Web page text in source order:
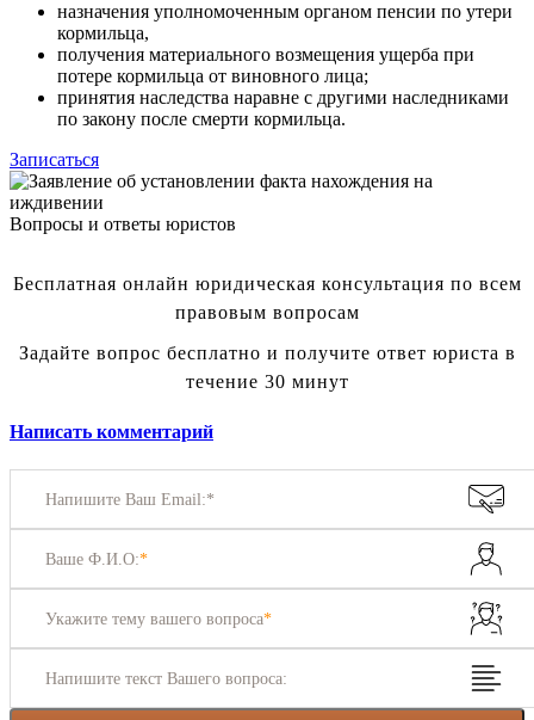
назначения уполномоченным органом пенсии по утери
кормильца,
получения материального возмещения ущерба при
потере кормильца от виновного лица;
принятия наследства наравне с другими наследниками
по закону после смерти кормильца.
Записаться
Вопросы и ответы юристов
Бесплатная онлайн юридическая консультация по всем
правовым вопросам
Задайте вопрос бесплатно и получите ответ юриста в
течение 30 минут
Написать комментарий
Напишите Ваш Email:*
Ваше Ф.И.О:*
Укажите тему вашего вопроса*
Напишите текст Вашего вопроса: